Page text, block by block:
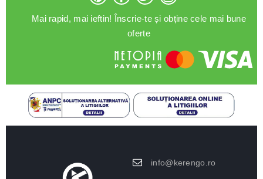
Mai rapid, mai ieftin! Înscrie-te și obține cele mai bune
oferte
info@kerengo.ro